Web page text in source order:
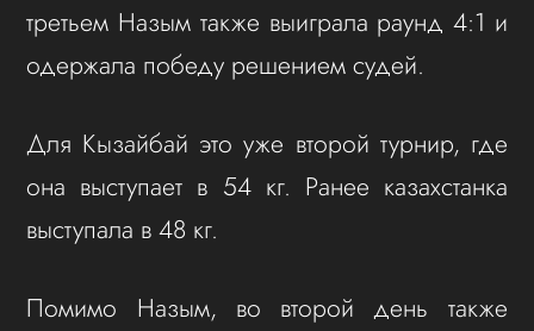
третьем Назым также выиграла раунд 4:1 и
одержала победу решением судей.
Для Кызайбай это уже второй турнир, где
она выступает в 54 кг. Ранее казахстанка
выступала в 48 кг.
Помимо Назым, во второй день также